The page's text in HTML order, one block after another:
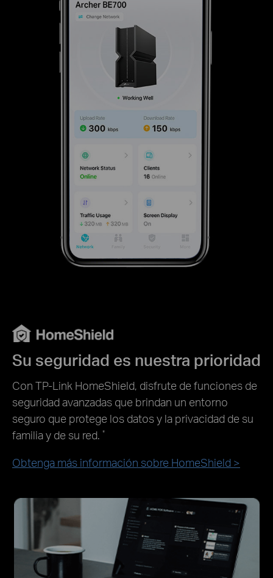
Su seguridad es nuestra prioridad
Con TP-Link HomeShield, disfrute de funciones de
seguridad avanzadas que brindan un entorno
seguro que protege los datos y la privacidad de su
familia y de su red. *
Obtenga más información sobre HomeShield >